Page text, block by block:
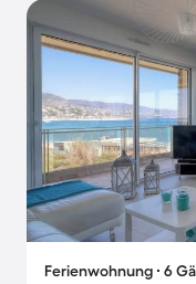
Ferienwohnung ∙ 6